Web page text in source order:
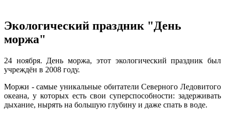
Экологический праздник "День
моржа"
24 ноября. День моржа, этот экологический праздник был
учреждён в 2008 году.
Моржи - самые уникальные обитатели Северного Ледовитого
океана, у которых есть свои суперспособности: задерживать
дыхание, нырять на большую глубину и даже спать в воде.